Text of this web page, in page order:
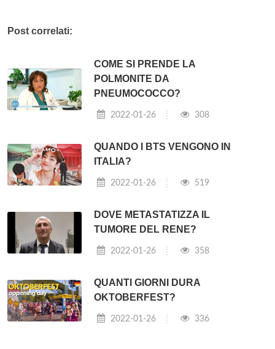
Post correlati:
COME SI PRENDE LA
POLMONITE DA
PNEUMOCOCCO?
2022-01-26 308
QUANDO I BTS VENGONO IN
ITALIA?
2022-01-26 519
DOVE METASTATIZZA IL
TUMORE DEL RENE?
2022-01-26 358
QUANTI GIORNI DURA
OKTOBERFEST?
2022-01-26 336